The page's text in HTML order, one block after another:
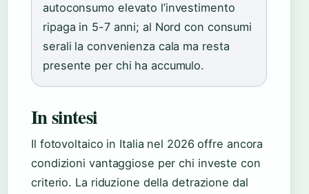
autoconsumo elevato l’investimento
ripaga in 5-7 anni; al Nord con consumi
serali la convenienza cala ma resta
presente per chi ha accumulo.
In sintesi
Il fotovoltaico in Italia nel 2026 offre ancora
condizioni vantaggiose per chi investe con
criterio. La riduzione della detrazione dal